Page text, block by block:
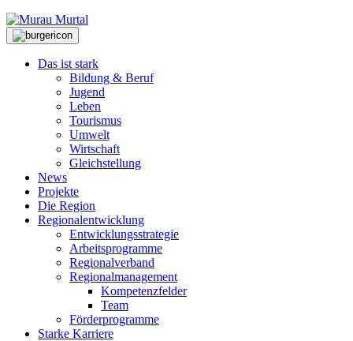
Das ist stark
Bildung & Beruf
Jugend
Leben
Tourismus
Umwelt
Wirtschaft
Gleichstellung
News
Projekte
Die Region
Regionalentwicklung
Entwicklungsstrategie
Arbeitsprogramme
Regionalverband
Regionalmanagement
Kompetenzfelder
Team
Förderprogramme
Starke Karriere